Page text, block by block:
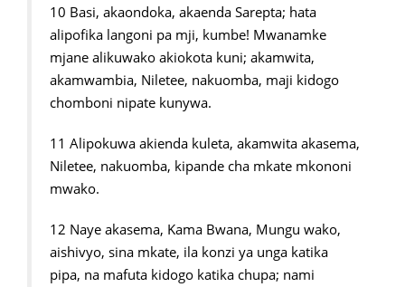
10 Basi, akaondoka, akaenda Sarepta; hata
alipofika langoni pa mji, kumbe! Mwanamke
mjane alikuwako akiokota kuni; akamwita,
akamwambia, Niletee, nakuomba, maji kidogo
chomboni nipate kunywa.
11 Alipokuwa akienda kuleta, akamwita akasema,
Niletee, nakuomba, kipande cha mkate mkononi
mwako.
12 Naye akasema, Kama Bwana, Mungu wako,
aishivyo, sina mkate, ila konzi ya unga katika
pipa, na mafuta kidogo katika chupa; nami